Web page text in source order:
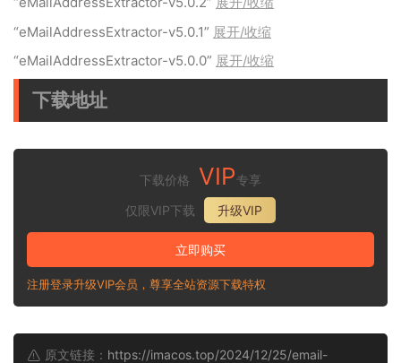
“eMailAddressExtractor-v5.0.1” 展开/收缩
“eMailAddressExtractor-v5.0.0” 展开/收缩
下载地址
下载价格 VIP专享
仅限VIP下载
升级VIP
立即购买
注册登录升级VIP会员，尊享全站资源下载特权
原文链接： https://imacos.top/2024/12/25/email-